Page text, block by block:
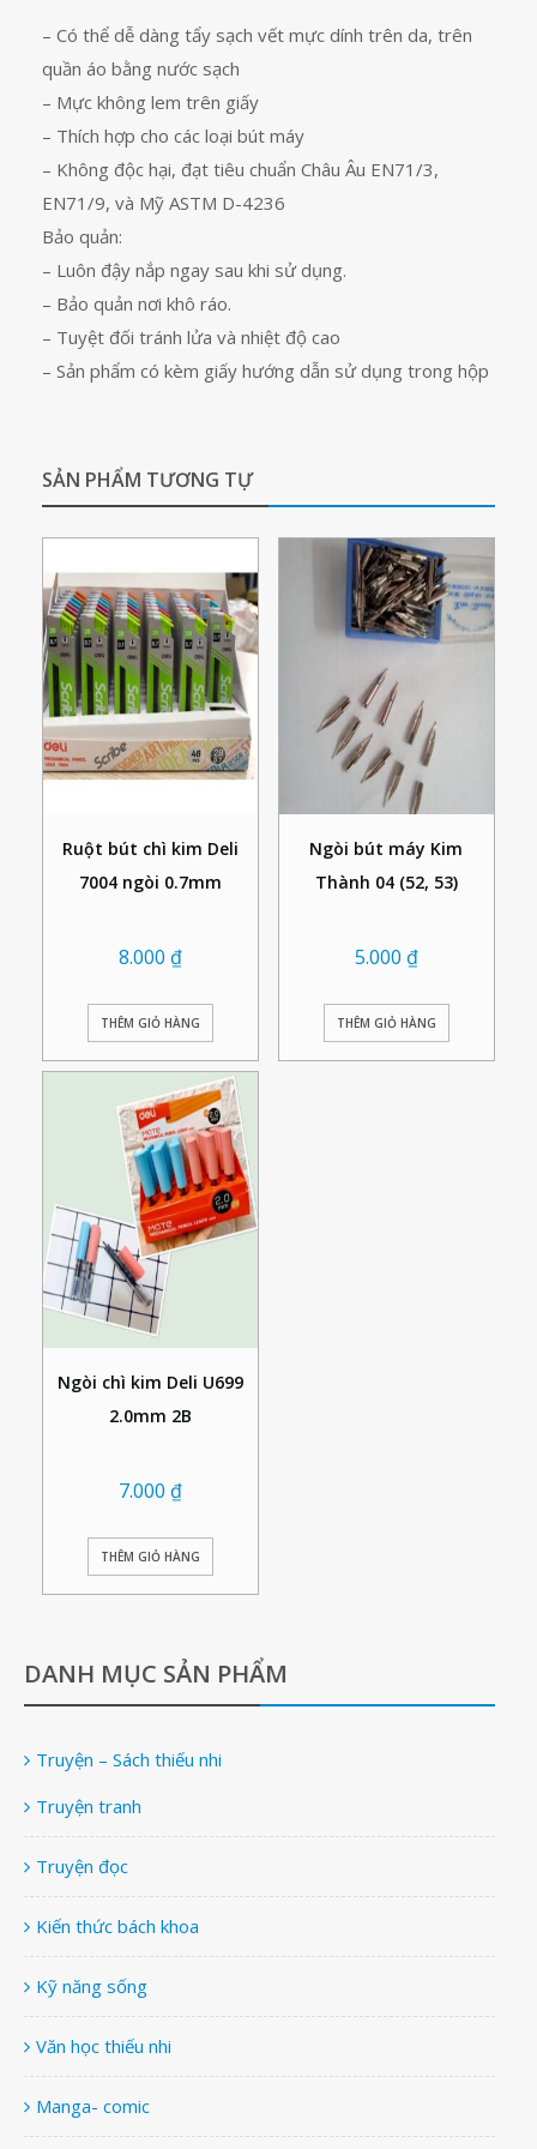
– Có thể dễ dàng tẩy sạch vết mực dính trên da, trên
quần áo bằng nước sạch
– Mực không lem trên giấy
– Thích hợp cho các loại bút máy
– Không độc hại, đạt tiêu chuẩn Châu Âu EN71/3,
EN71/9, và Mỹ ASTM D-4236
Bảo quản:
– Luôn đậy nắp ngay sau khi sử dụng.
– Bảo quản nơi khô ráo.
– Tuyệt đối tránh lửa và nhiệt độ cao
– Sản phẩm có kèm giấy hướng dẫn sử dụng trong hộp
SẢN PHẨM TƯƠNG TỰ
Ruột bút chì kim Deli
7004 ngòi 0.7mm
8.000 ₫
THÊM GIỎ HÀNG
Ngòi bút máy Kim
Thành 04 (52, 53)
5.000 ₫
THÊM GIỎ HÀNG
Ngòi chì kim Deli U699
2.0mm 2B
7.000 ₫
THÊM GIỎ HÀNG
DANH MỤC SẢN PHẨM
Truyện – Sách thiếu nhi
Truyện tranh
Truyện đọc
Kiến thức bách khoa
Kỹ năng sống
Văn học thiếu nhi
Manga- comic